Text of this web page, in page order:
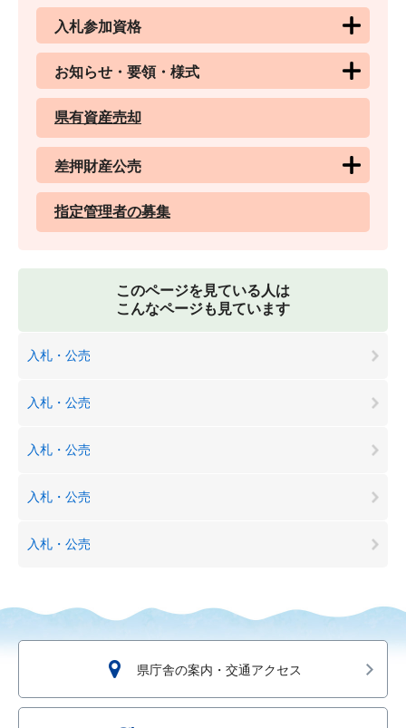
入札参加資格
お知らせ・要領・様式
県有資産売却
差押財産公売
指定管理者の募集
このページを見ている人は
こんなページも見ています
入札・公売
入札・公売
入札・公売
入札・公売
入札・公売
県庁舎の案内・交通アクセス